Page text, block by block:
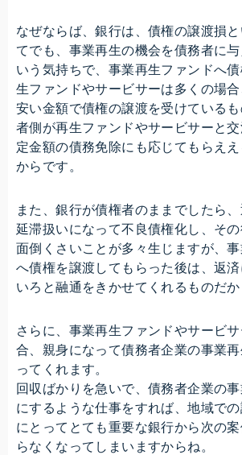
なぜならば、銀行は、債権の譲渡損
てでも、事業再生の機会を債務者に
いう気持ちで、事業再生ファンドへ
生ファンドやサービサーは多くの場
安い金額で債権の譲渡を受けている
者側が再生ファンドやサービサーと
定金額の債務免除にも応じてもらえ
からです。
また、銀行が債権者のままでしたら
延滞扱いになって不良債権化し、そ
面倒くさいことが多々生じますが、
へ債権を譲渡してもらった後は、返
いろと融通をきかせてくれるものだか
さらに、事業再生ファンドやサービ
合、親身になって債務者企業の事業
ってくれます。
回収ばかりを急いで、債務者企業の
にするような仕事をすれば、地域で
にとってとても重要な銀行から次の
らなくなってしまいますからね。